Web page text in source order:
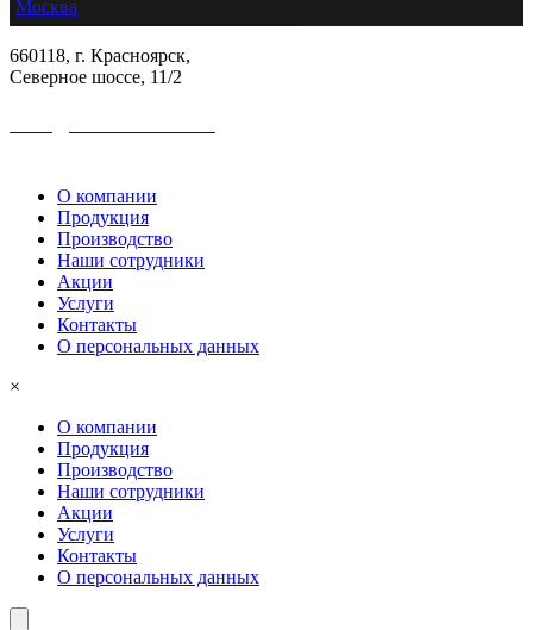
Москва
660118, г. Красноярск,
Северное шоссе, 11/2
О компании
Продукция
Производство
Наши сотрудники
Акции
Услуги
Контакты
О персональных данных
×
О компании
Продукция
Производство
Наши сотрудники
Акции
Услуги
Контакты
О персональных данных